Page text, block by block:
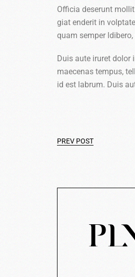
Officia deserunt
giat enderit in
quam semper
Duis aute iruret dolor
maecenas tempus,
id est labrum. Duis
PREV POST